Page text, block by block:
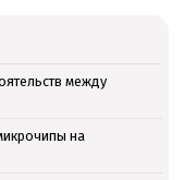
между
на